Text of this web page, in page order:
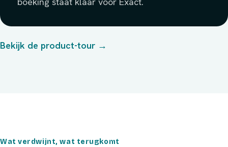
Bekijk de product-tour →
Wat verdwijnt, wat terugkomt